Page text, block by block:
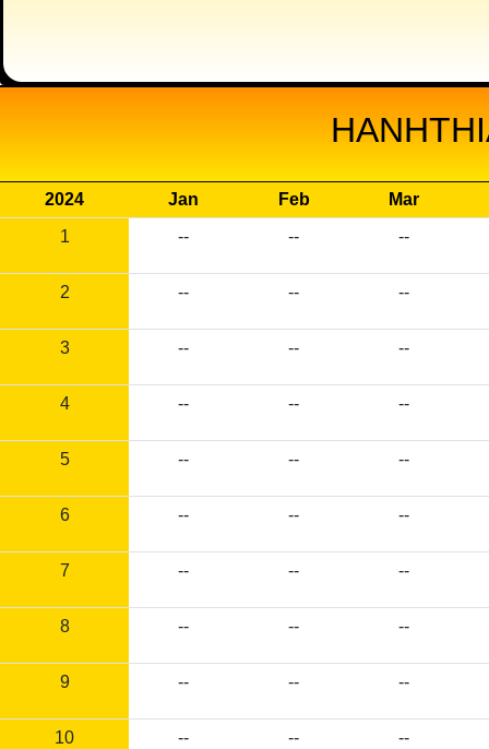
2024 Jan Feb
Mar
1
-- -- --
2 -- -- --
3 -- -- --
4 -- -- --
5 -- -- --
6 -- -- --
7 -- -- --
8 -- -- --
9 -- -- --
10 -- -- --